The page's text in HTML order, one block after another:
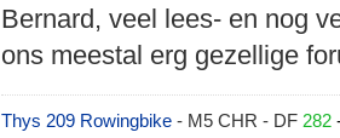
Bernard, veel lees- en nog
ons meestal erg gezellige
Thys 209 Rowingbike- M5 CHR - DF 282